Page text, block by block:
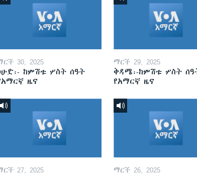
30, 2025
ከምሽቱ ሦስት ሰዓት
ዜና
ማርች 29, 2025
ቅዳሜ፡-ከምሽቱ ሦስት
የአማርኛ ዜና
27, 2025 ማርች 26, 2025